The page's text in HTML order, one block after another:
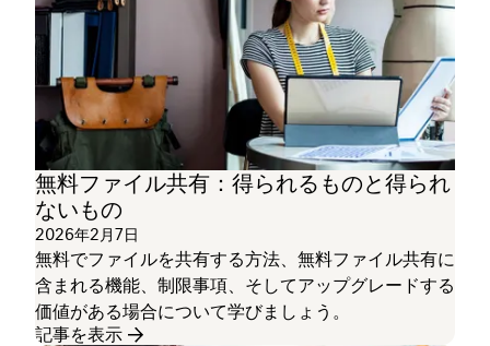
無料ファイル共有：得られるものと得られ
ないもの
2026年2月7日
無料でファイルを共有する方法、無料ファイル共有に
含まれる機能、制限事項、そしてアップグレードする
価値がある場合について学びましょう。
記事を表示